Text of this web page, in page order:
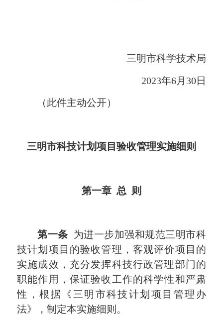
三明市科学技术局
2023年6月30日
（此件主动公开）
三明市科技计划项目验收管理实施细则
第一章 总 则
第一条 为进一步加强和规范三明市科
技计划项目的验收管理，客观评价项目的
实施成效，充分发挥科技行政管理部门的
职能作用，保证验收工作的科学性和严肃
性，根据《三明市科技计划项目管理办
法》，制定本实施细则。